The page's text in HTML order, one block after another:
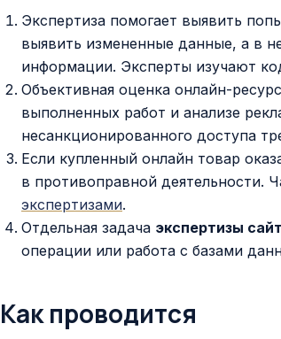
Экспертиза помогает выявить
выявить измененные данные, а в
информации. Эксперты изучают
Объективная оценка онлайн-
выполненных работ и анализе
несанкционированного доступа
Если купленный онлайн товар
в противоправной деятельности.
экспертизами.
Отдельная задача экспертизы
операции или работа с базами
Как проводится